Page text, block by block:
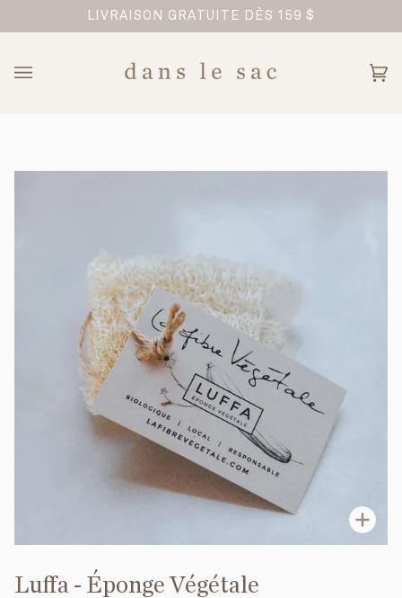
FAMILIALE
LIVRAISON GRATUITE DÈS 159 $
Luffa - Éponge Végétale